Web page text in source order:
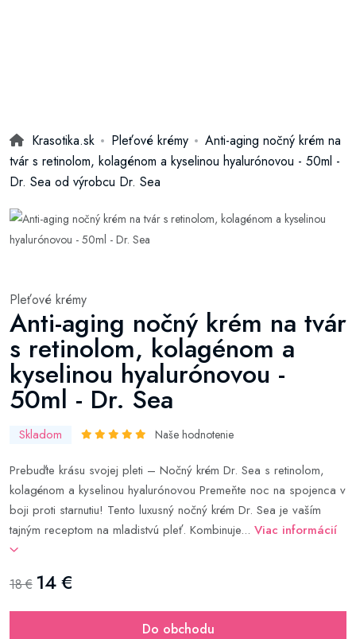
Krasotika.sk Pleťové krémy
Anti-aging nočný krém na
tvár s retinolom, kolagénom a kyselinou hyalurónovou - 50ml -
Dr. Sea od výrobcu Dr. Sea
Pleťové krémy
Anti-aging nočný krém na tvár
s retinolom, kolagénom a
kyselinou hyalurónovou -
50ml - Dr. Sea
Skladom Naše hodnotenie
Prebuďte krásu svojej pleti – Nočný krém Dr. Sea s retinolom,
kolagénom a kyselinou hyalurónovou Premeňte noc na spojenca v
boji proti starnutiu! Tento luxusný nočný krém Dr. Sea je vaším
tajným receptom na mladistvú pleť. Kombinuje... Viac informácií
18 € 14 €
Do obchodu